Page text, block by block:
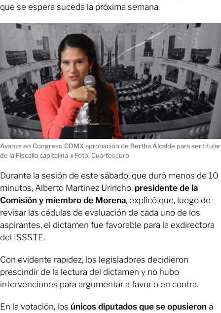
que se espera suceda la próxima semana.
Avanza en Congreso CDMX aprobación de Bertha Alcalde para ser titular
de la Fiscalía capitalina. ı Foto: Cuartoscuro
Durante la sesión de este sábado, que duró menos de 10
minutos, Alberto Martínez Urincho, presidente de la
Comisión y miembro de Morena, explicó que, luego de
revisar las cédulas de evaluación de cada uno de los
aspirantes, el dictamen fue favorable para la exdirectora
del ISSSTE.
Con evidente rapidez, los legisladores decidieron
prescindir de la lectura del dictamen y no hubo
intervenciones para argumentar a favor o en contra.
En la votación, los únicos diputados que se opusieron a